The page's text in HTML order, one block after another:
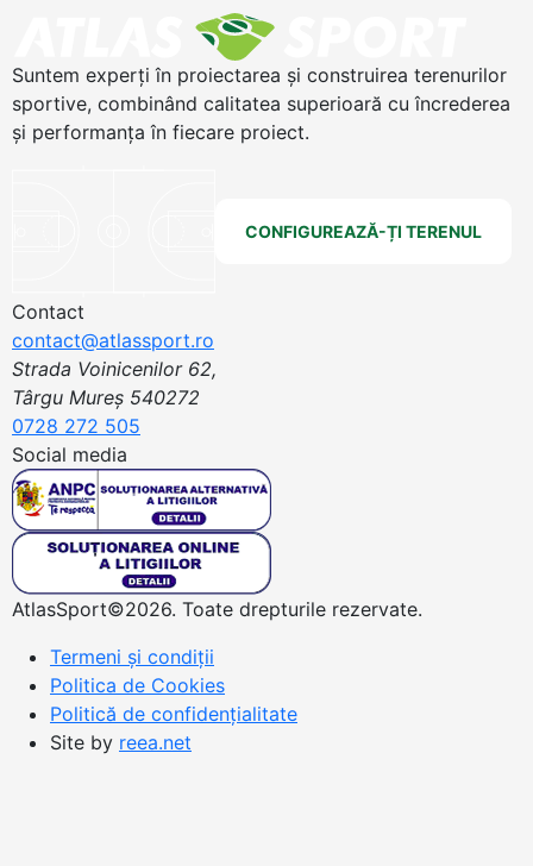
Suntem experți în proiectarea și construirea terenurilor
sportive, combinând calitatea superioară cu încrederea
și performanța în fiecare proiect.
CONFIGUREAZĂ-ȚI TERENUL
Contact
contact@atlassport.ro
Strada Voinicenilor 62,
Târgu Mureș 540272
0728 272 505
Social media
AtlasSport©2026. Toate drepturile rezervate.
Termeni și condiții
Politica de Cookies
Politică de confidențialitate
Site by reea.net